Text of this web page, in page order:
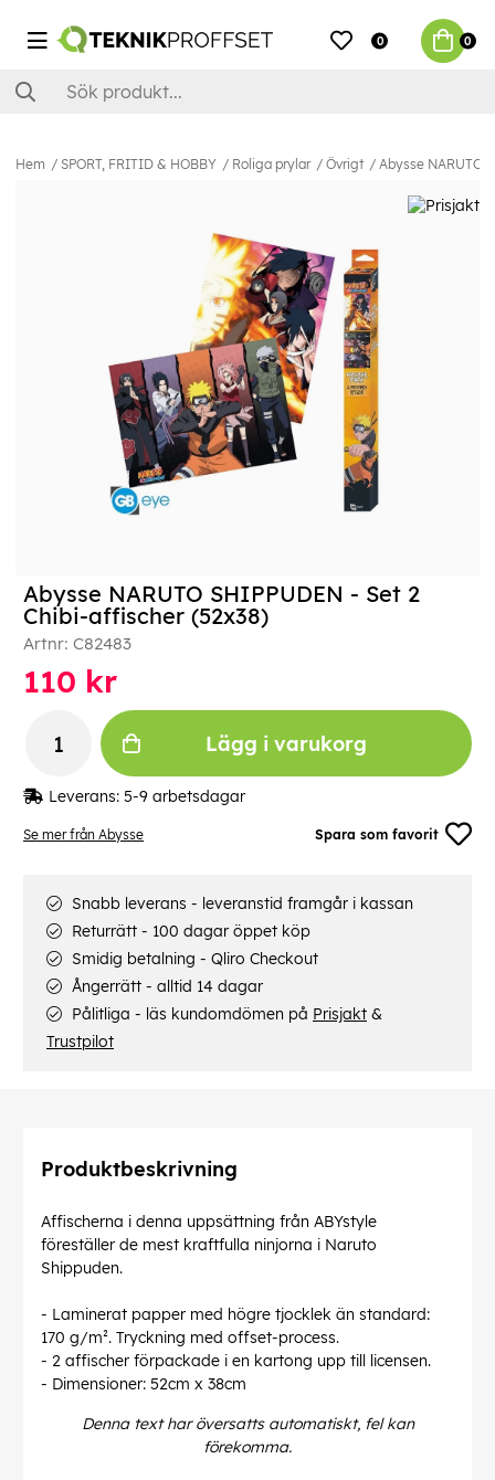
0 0
Hem SPORT, FRITID & HOBBY Roliga prylar Övrigt Abysse NARUTO
Se mer från Abysse Spara som favorit
Abysse NARUTO SHIPPUDEN - Set 2
Chibi-affischer (52x38)
Artnr: C82483
110 kr
Lägg i varukorg
Leverans: 5-9 arbetsdagar
Snabb leverans - leveranstid framgår i kassan
Returrätt - 100 dagar öppet köp
Smidig betalning - Qliro Checkout
Ångerrätt - alltid 14 dagar
Pålitliga - läs kundomdömen på Prisjakt &
Trustpilot
Produktbeskrivning
Affischerna i denna uppsättning från ABYstyle
föreställer de mest kraftfulla ninjorna i Naruto
Shippuden.
- Laminerat papper med högre tjocklek än standard:
170 g/m². Tryckning med offset-process.
- 2 affischer förpackade i en kartong upp till licensen.
- Dimensioner: 52cm x 38cm
Denna text har översatts automatiskt, fel kan
förekomma.